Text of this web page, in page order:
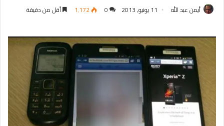
أيمن عبد الله 11 يونيو, 2013 0 1٬172 أقل من دقيقة